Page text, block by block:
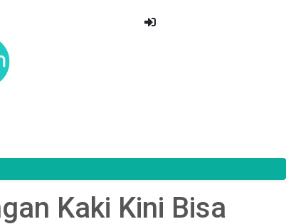
Kaki Kini Bisa